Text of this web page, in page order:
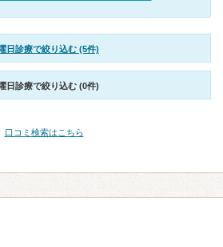
日診療で絞り込む (5件)
日診療で絞り込む (0件)
口コミ検索はこちら